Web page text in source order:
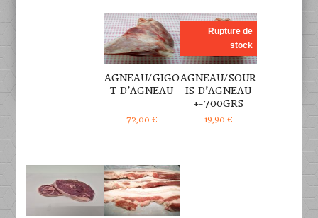
AGNEAU/GIGO
T D’AGNEAU
72,00 €
Rupture de
stock
AGNEAU/SOUR
IS D’AGNEAU
+-700GRS
19,90 €